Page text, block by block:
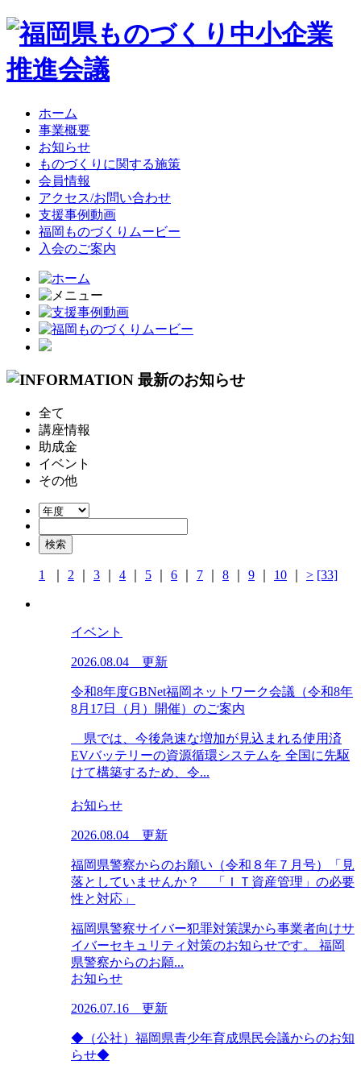
ホーム
事業概要
お知らせ
ものづくりに関する施策
会員情報
アクセス/お問い合わせ
支援事例動画
福岡ものづくりムービー
入会のご案内
全て
講座情報
助成金
イベント
その他
1 2 3 4 5 6 7 8 9 10 > [33]
イベント
2026.08.04 更新
令和8年度GBNet福岡ネットワーク会議（令和8年
8月17日（月）開催）のご案内
県では、今後急速な増加が見込まれる使用済
EVバッテリーの資源循環システムを 全国に先駆
けて構築するため、令...
お知らせ
2026.08.04 更新
福岡県警察からのお願い（令和８年７月号）「見
落としていませんか？ 「ＩＴ資産管理」の必要
性と対応」
福岡県警察サイバー犯罪対策課から事業者向けサ
イバーセキュリティ対策のお知らせです。 福岡
県警察からのお願...
お知らせ
2026.07.16 更新
◆（公社）福岡県青少年育成県民会議からのお知
らせ◆